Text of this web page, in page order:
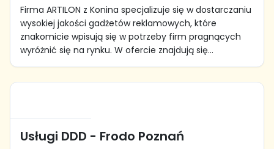
Firma ARTILON z Konina specjalizuje się w dostarczaniu
wysokiej jakości gadżetów reklamowych, które
znakomicie wpisują się w potrzeby firm pragnących
wyróżnić się na rynku. W ofercie znajdują się...
Usługi DDD - Frodo Poznań